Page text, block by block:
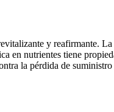
y reafirmante.
nutrientes tiene
la pérdida de